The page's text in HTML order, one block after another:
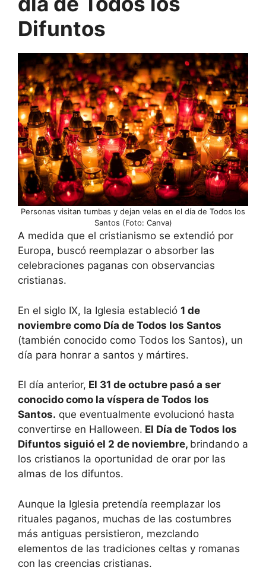
Difuntos
Personas visitan tumbas y dejan velas en el día de Todos los
Santos (Foto: Canva)
A medida que el cristianismo se extendió por
Europa, buscó reemplazar o absorber las
celebraciones paganas con observancias
cristianas.
En el siglo IX, la Iglesia estableció 1 de
noviembre como Día de Todos los Santos
(también conocido como Todos los Santos), un
día para honrar a santos y mártires.
El día anterior, El 31 de octubre pasó a ser
conocido como la víspera de Todos los
Santos. que eventualmente evolucionó hasta
convertirse en Halloween. El Día de Todos los
Difuntos siguió el 2 de noviembre, brindando a
los cristianos la oportunidad de orar por las
almas de los difuntos.
Aunque la Iglesia pretendía reemplazar los
rituales paganos, muchas de las costumbres
más antiguas persistieron, mezclando
elementos de las tradiciones celtas y romanas
con las creencias cristianas.